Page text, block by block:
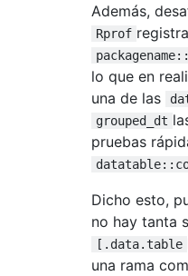
Además,
Rprof
lo que en
una de las
grouped_dt
pruebas
Dicho esto,
no hay tanta
[.data.table
una rama